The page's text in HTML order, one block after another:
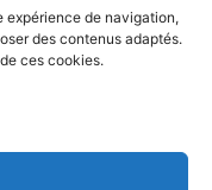
expérience de navigation,
des contenus adaptés.
ces cookies.
OFSP
01 01924 01 auprès